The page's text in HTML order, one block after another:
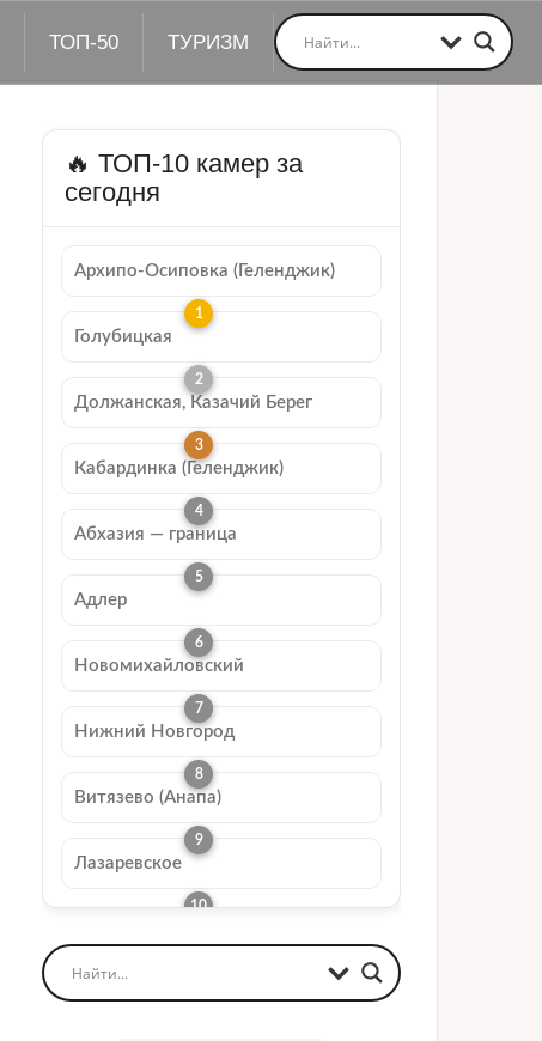
ТОП-50 ТУРИЗМ
🔥 ТОП-10 камер за
сегодня
Архипо-Осиповка (Геленджик)
Голубицкая
Должанская, Казачий Берег
Кабардинка (Геленджик)
Абхазия — граница
Адлер
Новомихайловский
Нижний Новгород
Витязево (Анапа)
Лазаревское